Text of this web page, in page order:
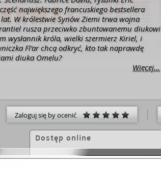
największego francuskiego bestsellera
W królestwie Synów Ziemi trwa wojna
rusza przeciwko zbuntowanemu diukowi
wysłannik króla, wielki szermierz Kiriel, i
Fl'ar chcą odkryć, kto tak naprawdę
diuka Omelu?
Więcej...
Zaloguj się by ocenić
Dostęp online